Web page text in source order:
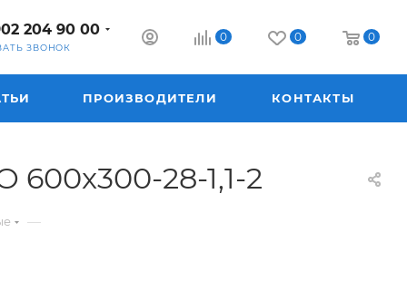
204 90 00
ЗВОНОК
0 0 0
ПРОИЗВОДИТЕЛИ КОНТАКТЫ
600x300-28-1,1-2
—